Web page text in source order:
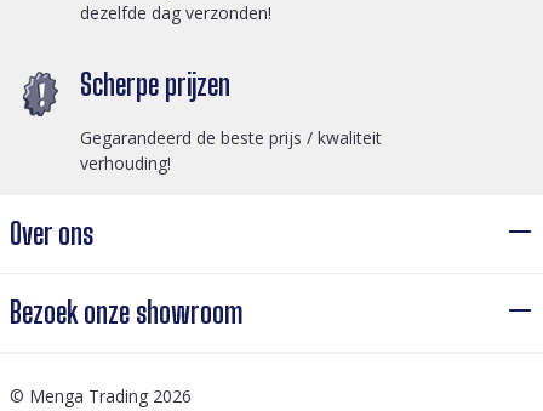
dezelfde dag verzonden!
Scherpe prijzen
Gegarandeerd de beste prijs / kwaliteit
verhouding!
Over ons
Bezoek onze showroom
© Menga Trading 2026